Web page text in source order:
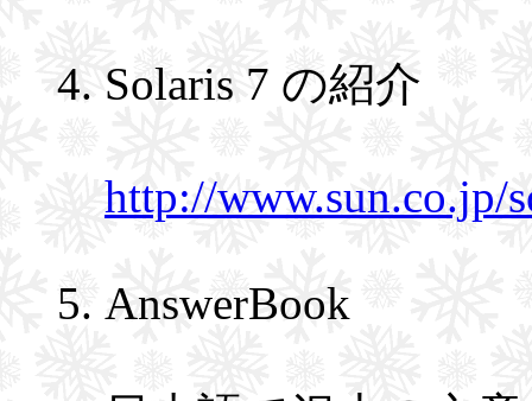
Solaris 7 の紹介
http://www.sun.co.jp/
AnswerBook